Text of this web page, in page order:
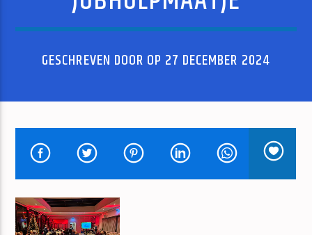
HUIDIG NUMMER
BOUWVAL
ERIK-VERBOUW
GESCHREVEN DOOR OP 27 DECEMBER 2024